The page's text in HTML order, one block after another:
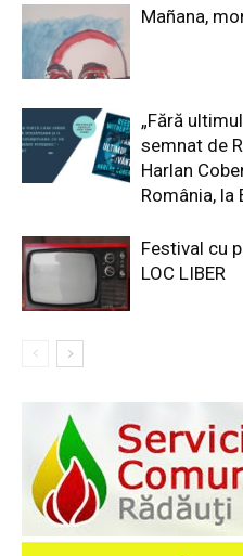
Mañana,
„Fără
semnat de
Harlan
România, la
Festival cu
LOC LIBER